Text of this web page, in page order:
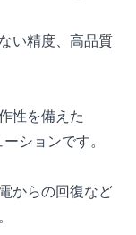
い精度、高品質
性を備えた
ションです。
からの回復など